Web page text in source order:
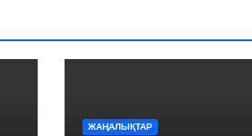
ЖАҢАЛЫҚТАР